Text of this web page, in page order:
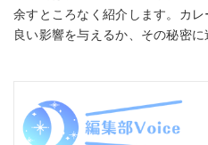
余すところなく紹介します。カ
良い影響を与えるか、その秘密に